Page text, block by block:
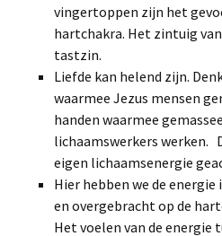
vingertoppen zijn het
hartchakra. Het zintuig
tastzin.
Liefde kan helend zijn.
waarmee Jezus mensen
handen waarmee
lichaamswerkers werken.
eigen lichaamsenergie
Hier hebben we de
en overgebracht op de
Het voelen van de energie